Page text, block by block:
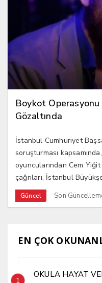
Boykot
Gözaltında
İstanbul Cumhuriyet
soruşturması
oyuncularından Cem
çağrıları, İstanbul
Güncel Son
EN ÇOK
1
OKULA HAYAT